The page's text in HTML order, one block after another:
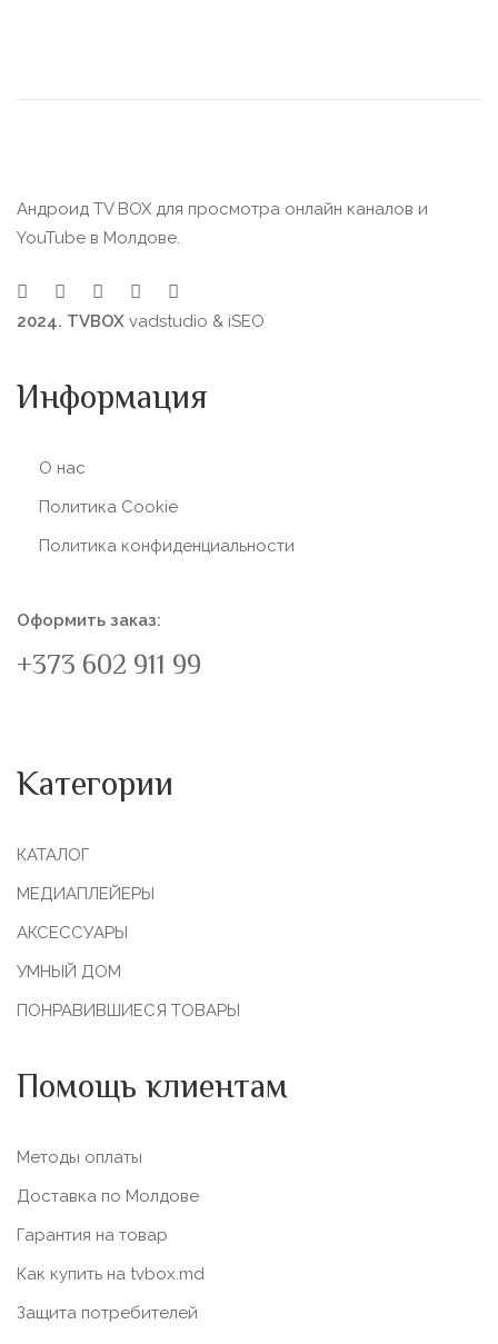
Андроид TV BOX для просмотра онлайн каналов и
YouTube в Молдове.
2024. TVBOX vadstudio & iSEO
Информация
О нас
Политика Сookie
Политика конфиденциальности
Оформить заказ:
+373 602 911 99
Категории
КАТАЛОГ
МЕДИАПЛЕЙЕРЫ
АКСЕССУАРЫ
УМНЫЙ ДОМ
ПОНРАВИВШИЕСЯ ТОВАРЫ
Помощь клиентам
Методы оплаты
Доставка по Молдове
Гарантия на товар
Как купить на tvbox.md
Защита потребителей